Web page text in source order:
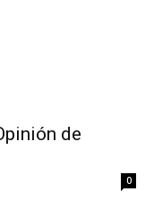
de
0